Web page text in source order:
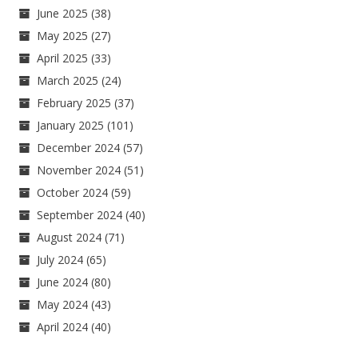
June 2025 (38)
May 2025 (27)
April 2025 (33)
March 2025 (24)
February 2025 (37)
January 2025 (101)
December 2024 (57)
November 2024 (51)
October 2024 (59)
September 2024 (40)
August 2024 (71)
July 2024 (65)
June 2024 (80)
May 2024 (43)
April 2024 (40)